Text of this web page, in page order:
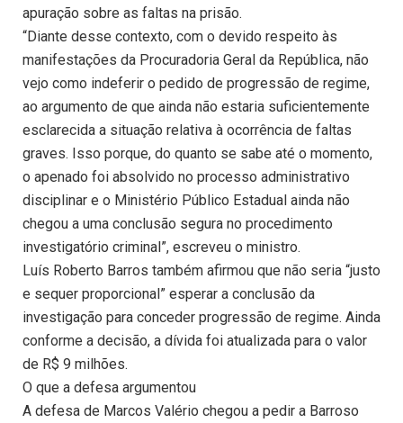
apuração sobre as faltas na prisão.
“Diante desse contexto, com o devido respeito às
manifestações da Procuradoria Geral da República, não
vejo como indeferir o pedido de progressão de regime,
ao argumento de que ainda não estaria suficientemente
esclarecida a situação relativa à ocorrência de faltas
graves. Isso porque, do quanto se sabe até o momento,
o apenado foi absolvido no processo administrativo
disciplinar e o Ministério Público Estadual ainda não
chegou a uma conclusão segura no procedimento
investigatório criminal”, escreveu o ministro.
Luís Roberto Barros também afirmou que não seria “justo
e sequer proporcional” esperar a conclusão da
investigação para conceder progressão de regime. Ainda
conforme a decisão, a dívida foi atualizada para o valor
de R$ 9 milhões.
O que a defesa argumentou
A defesa de Marcos Valério chegou a pedir a Barroso